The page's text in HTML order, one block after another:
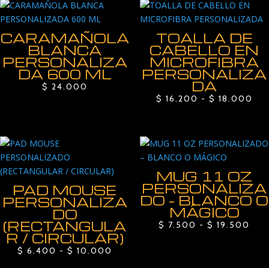
CARAMAÑOLA
BLANCA
PERSONALIZA
DA 600 ML
$ 24.000
TOALLA DE
CABELLO EN
MICROFIBRA
PERSONALIZA
DA
$ 16.200 - $ 18.000
PAD MOUSE
PERSONALIZA
DO
(RECTANGULA
R / CIRCULAR)
$ 6.400 - $ 10.000
MUG 11 OZ
PERSONALIZA
DO – BLANCO O
MÁGICO
$ 7.500 - $ 19.500